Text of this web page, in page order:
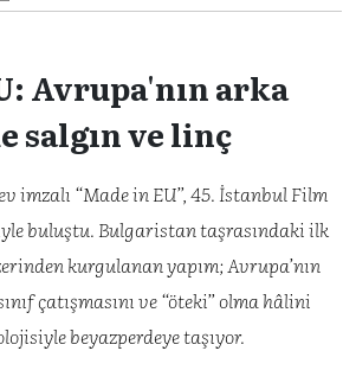
Avrupa'nın arka
salgın ve linç
imzalı “Made in EU”, 45. İstanbul Film
buluştu. Bulgaristan taşrasındaki ilk
kurgulanan yapım; Avrupa’nın
çatışmasını ve “öteki” olma hâlini
beyazperdeye taşıyor.